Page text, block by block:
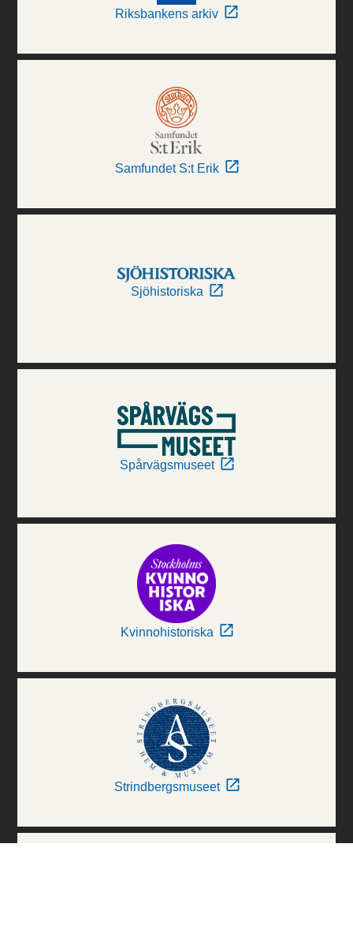
Riksbankens arkiv
Samfundet S:t Erik
Sjöhistoriska
Spårvägsmuseet
Kvinnohistoriska
Strindbergsmuseet